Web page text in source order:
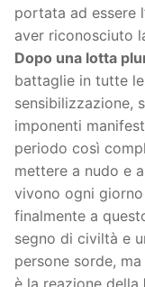
portata ad essere
aver riconosciuto
Dopo una lotta
battaglie in tutte
sensibilizzazione,
imponenti
periodo così
mettere a nudo e
vivono ogni
finalmente a
segno di civiltà e
persone sorde,
è la reazione della